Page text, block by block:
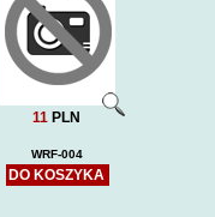
11 PLN
WRF-004
DO KOSZYKA